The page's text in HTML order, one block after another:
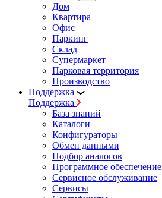
Дом
Квартира
Офис
Паркинг
Склад
Супермаркет
Парковая территория
Производство
Поддержка
Поддержка
База знаний
Каталоги
Конфигураторы
Обмен данными
Подбор аналогов
Программное обеспечение
Сервисное обслуживание
Сервисы